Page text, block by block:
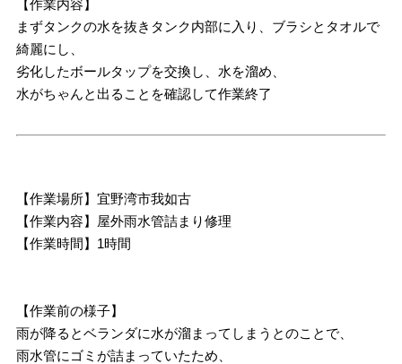
【作業内容】
まずタンクの水を抜きタンク内部に入り、ブラシとタオルで
綺麗にし、
劣化したボールタップを交換し、水を溜め、
水がちゃんと出ることを確認して作業終了
【作業場所】宜野湾市我如古
【作業内容】屋外雨水管詰まり修理
【作業時間】1時間
【作業前の様子】
雨が降るとベランダに水が溜まってしまうとのことで、
雨水管にゴミが詰まっていたため、